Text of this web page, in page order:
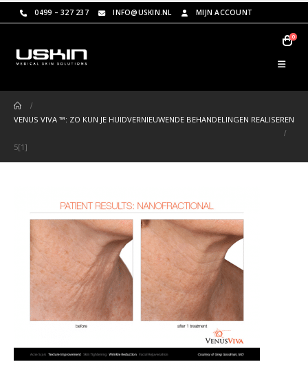
0499 – 327 237 INFO@USKIN.NL MIJN ACCOUNT
0
VENUS VIVA ™: ZO KUN JE HUIDVERNIEUWENDE BEHANDELINGEN REALISEREN
5[1]